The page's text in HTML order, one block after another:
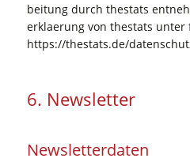
bei­tung durch the­stats
er­klae­rung von the­stats unter
https://thestats.de/
6. News­let­ter
News­let­ter­da­ten